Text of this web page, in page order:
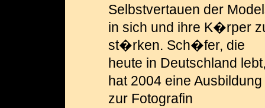
Selbstvertauen der
in sich und ihre K�rper
st�rken. Sch�fer, die
heute in Deutschland
hat 2004 eine Ausbildung
zur Fotografin